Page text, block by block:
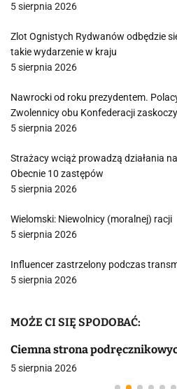
5 sierpnia 2026
Zlot Ognistych Rydwanów odbędzie
takie wydarzenie w kraju
5 sierpnia 2026
Nawrocki od roku prezydentem.
Zwolennicy obu Konfederacji
5 sierpnia 2026
Strażacy wciąż prowadzą działania
Obecnie 10 zastępów
5 sierpnia 2026
Wielomski: Niewolnicy (moralnej) racji
5 sierpnia 2026
Influencer zastrzelony podczas
5 sierpnia 2026
MOŻE CI SIĘ SPODOBAĆ:
Ciemna strona
5 sierpnia 2026